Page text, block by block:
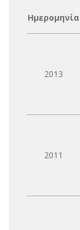
Ημερομηνία
2013
2011